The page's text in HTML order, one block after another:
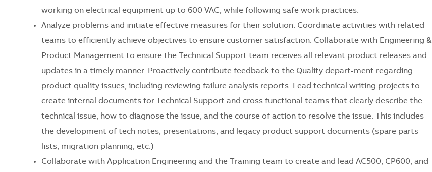
working on electrical equipment up to 600 VAC, while following safe work practices.
Analyze problems and initiate effective measures for their solution. Coordinate activities with related
teams to efficiently achieve objectives to ensure customer satisfaction. Collaborate with Engineering &
Product Management to ensure the Technical Support team receives all relevant product releases and
updates in a timely manner. Proactively contribute feedback to the Quality depart-ment regarding
product quality issues, including reviewing failure analysis reports. Lead technical writing projects to
create internal documents for Technical Support and cross functional teams that clearly describe the
technical issue, how to diagnose the issue, and the course of action to resolve the issue. This includes
the development of tech notes, presentations, and legacy product support documents (spare parts
lists, migration planning, etc.)
Collaborate with Application Engineering and the Training team to create and lead AC500, CP600, and